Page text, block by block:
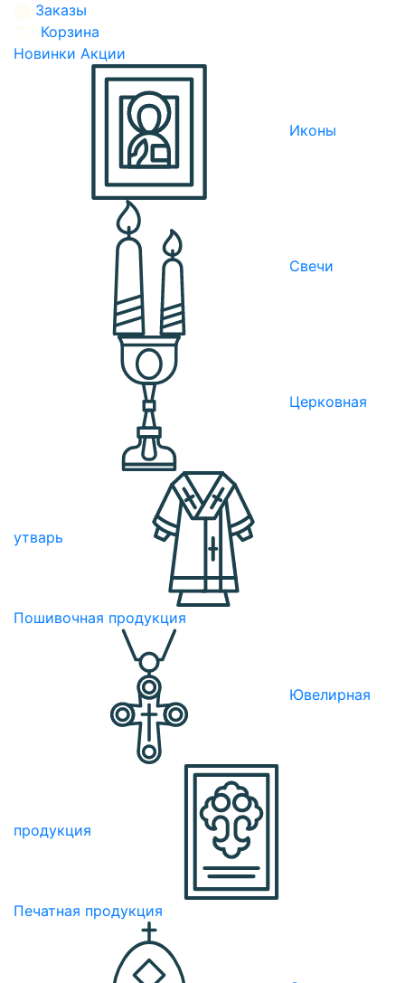
Заказы
Корзина
Новинки Акции
Иконы
Свечи
Церковная
утварь
Пошивочная продукция
Ювелирная
продукция
Печатная продукция